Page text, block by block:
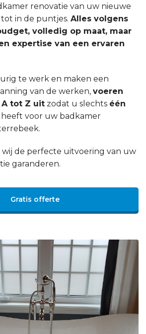
renovatie van uw nieuwe
in de puntjes. Alles volgens
volledig op maat, maar
expertise van een ervaren
te werk en maken een
van de werken, voeren
A tot Z uit zodat u slechts één
heeft voor uw badkamer
de perfecte uitvoering van uw
garanderen.
Gratis offerte